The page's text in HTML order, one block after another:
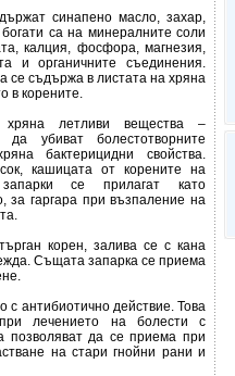
синапено масло, захар,
са на минералните соли
калция, фосфора, магнезия,
и органичните съединения.
се съдържа в листата на хряна
в корените.
летливи вещества –
убиват болестотворните
бактерицидни свойства.
кашицата от корените на
се прилагат като
за гаргара при възпаление на
корен, залива се с кана
Същата запарка се приема
с антибиотично действие. Това
лечението на болести с
позволяват да се приема при
на стари гнойни рани и